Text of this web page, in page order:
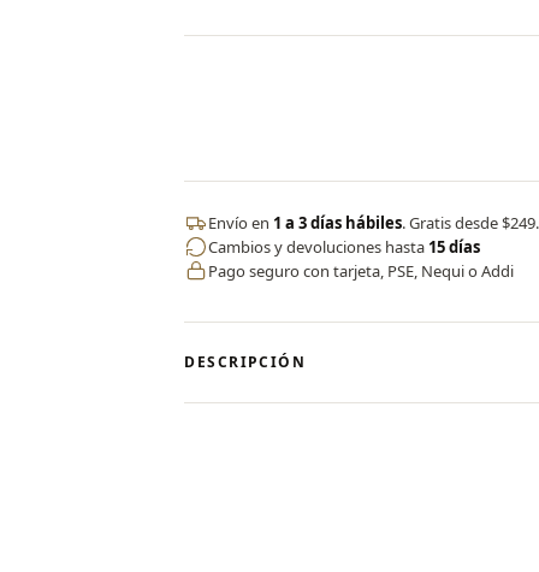
Envío en 1 a 3 días hábiles. Gratis desde
Cambios y devoluciones hasta 15 días
Pago seguro con tarjeta, PSE, Nequi o Addi
DESCRIPCIÓN